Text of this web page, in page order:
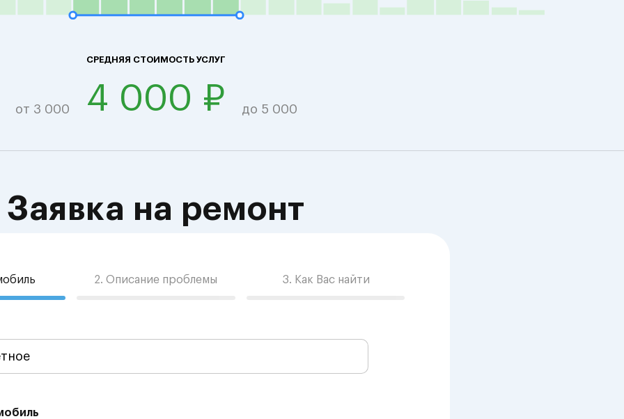
СРЕДНЯЯ СТОИМОСТЬ УСЛУГ
от 3 000 4 000 ₽ до 5 000
Заявка на ремонт
2. Описание проблемы 3. Как Вас найти